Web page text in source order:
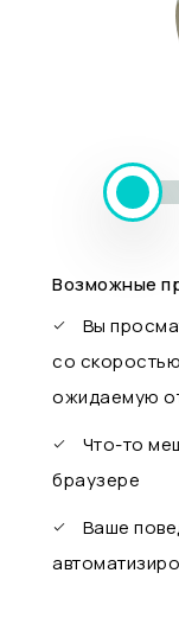
Возможные
Вы
со
ожидаемую
Что-то
браузере
Ваше